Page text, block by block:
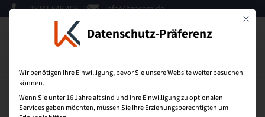
05041 649 409 - 0 info@bzecom.de
Mit
Datenschutz-Präferenz
Wir benötigen Ihre Einwilligung, bevor Sie unsere Website weiter besuchen
können.
Wenn Sie unter 16 Jahre alt sind und Ihre Einwilligung zu optionalen
Services geben möchten, müssen Sie Ihre Erziehungsberechtigten um